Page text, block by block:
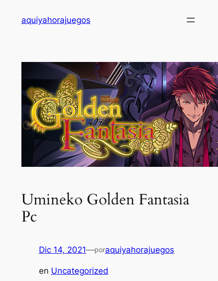
aquiyahorajuegos
Umineko Golden Fantasia
Pc
Dic 14, 2021—poraquiyahorajuegos
en Uncategorized